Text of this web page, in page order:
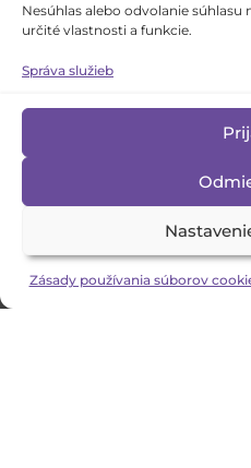
Nesúhlas alebo odvolanie
určité vlastnosti a funkcie.
Správa služieb
Zásady používania súborov